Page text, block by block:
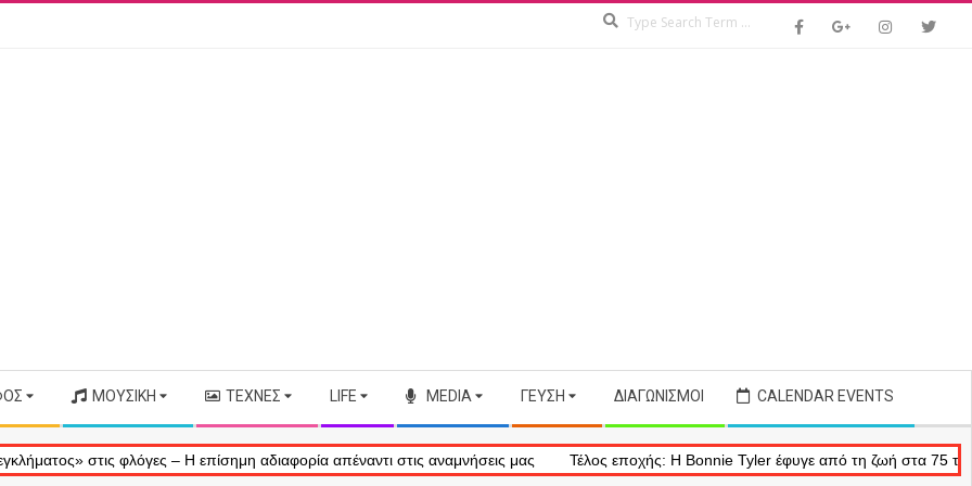
ΜΟΥΣΙΚΉ ΤΈΧΝΕΣ LIFE MEDIA ΓΕΎΣΗ ΔΙΑΓΩΝΙΣΜΟΊ CALENDAR EVENTS
στις φλόγες – Η επίσημη αδιαφορία απέναντι στις αναμνήσεις μας Τέλος εποχής: Η Bonnie Tyler έφυγε από τη ζωή στα 75 της